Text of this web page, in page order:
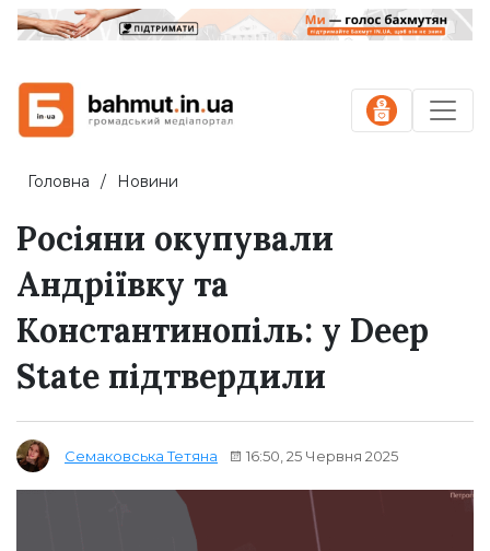
Головна Новини
Росіяни окупували
Андріївку та
Константинопіль: у Deep
State підтвердили
Семаковська Тетяна 16:50, 25 Червня 2025